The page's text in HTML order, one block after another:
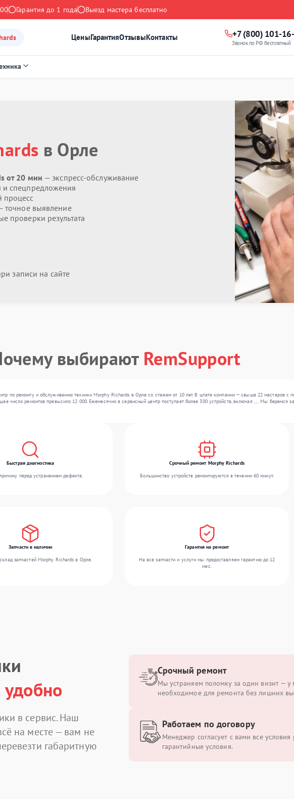
Гарантия до 1 года Выезд мастера бесплатно
ЦеныГарантияОтзывыКонтакты +7 (800) 101-
Звонок по РФ бесплатный
в Орле
от 20 мин — экспресс-обслуживание
и спецпредложения
процесс
точное выявление
проверки результата
записи на сайте
выбирают RemSupport
по ремонту и обслуживанию техники Morphy Richards в Орле со стажем от 10 лет. В штате компании — свыше 22 мастеров с
число ремонтов превысило 12 000. Ежемесячно в сервисный центр поступает более 300 устройств, включая , , . Мы беремся
Быстрая диагностика
перед устранением дефекта.
Срочный ремонт Morphy Richards
Большинство устройств ремонтируются в течении 60 минут.
Запчасти в наличии
запчастей Morphy Richards в Орле.
Гарантия на ремонт
На все запчасти и услуги мы предоставляем гарантию до 12
мес.
в сервис. Наш
на месте — вам не
габаритную
Срочный ремонт
Мы устраняем поломку за один визит — у
необходимое для ремонта без лишних
Работаем по договору
Менеджер согласует с вами все
гарантийные условия.